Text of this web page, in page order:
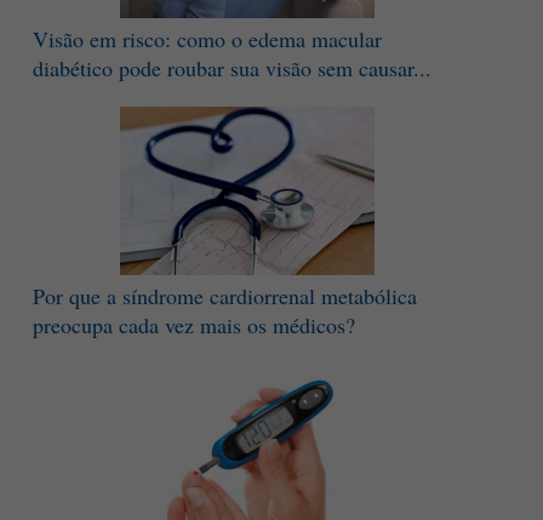
Visão em risco: como o edema macular
diabético pode roubar sua visão sem causar...
Por que a síndrome cardiorrenal metabólica
preocupa cada vez mais os médicos?